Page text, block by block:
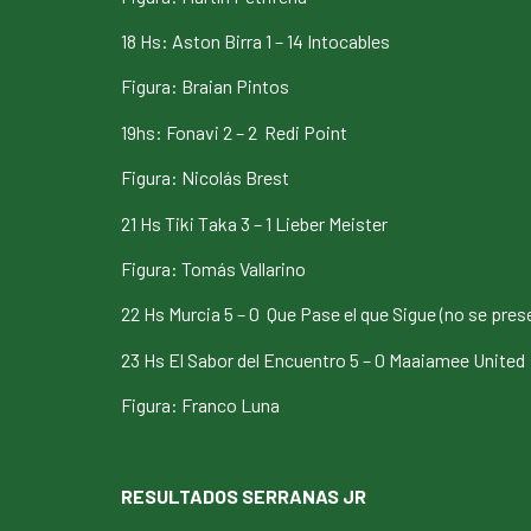
18 Hs: Aston Birra 1 – 14 Intocables
Figura: Braian Pintos
19hs: Fonavi 2 – 2 Redi Point
Figura: Nicolás Brest
21 Hs Tiki Taka 3 – 1 Lieber Meister
Figura: Tomás Vallarino
22 Hs Murcia 5 – 0 Que Pase el que Sigue (no se
23 Hs El Sabor del Encuentro 5 – 0 Maaiamee United
Figura: Franco Luna
RESULTADOS SERRANAS JR